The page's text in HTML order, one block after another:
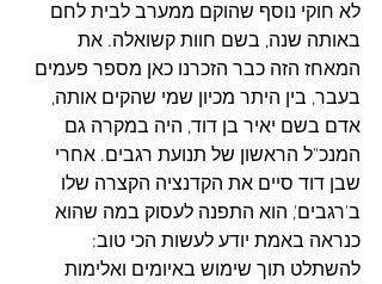
לא חוקי נוסף שהוקם ממערב לבית לחם
באותה שנה, בשם חוות קשואלה. את
המאחז הזה כבר הזכרנו כאן מספר פעמים
בעבר, בין היתר מכיון שמי שהקים אותה,
אדם בשם יאיר בן דוד, היה במקרה גם
המנכ"ל הראשון של תנועת רגבים. אחרי
שבן דוד סיים את הקדנציה הקצרה שלו
ב'רגבים', הוא התפנה לעסוק במה שהוא
כנראה באמת יודע לעשות הכי טוב:
להשתלט תוך שימוש באיומים ואלימות